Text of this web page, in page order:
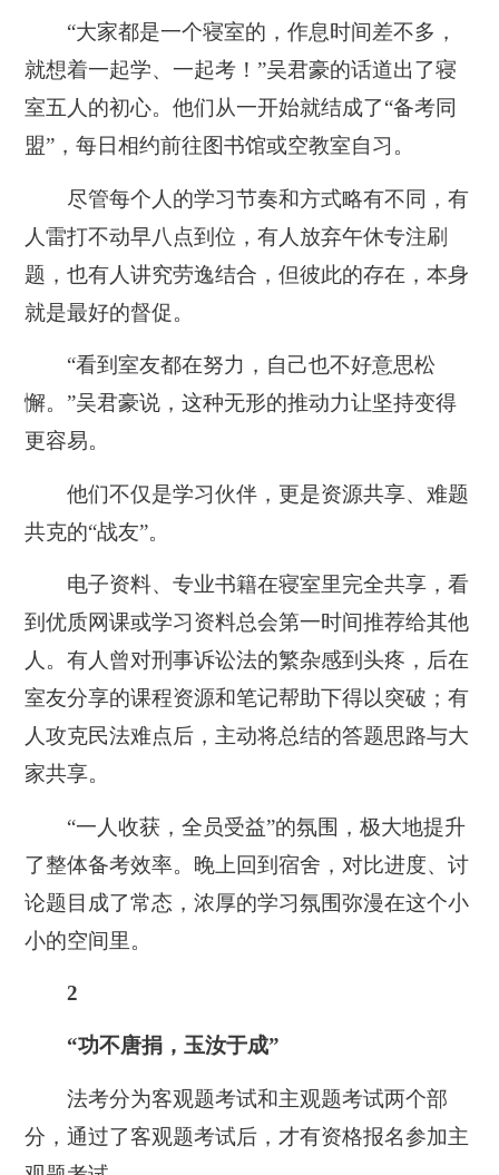
“大家都是一个寝室的，作息时间差不多，
就想着一起学、一起考！”吴君豪的话道出了寝
室五人的初心。他们从一开始就结成了“备考同
盟”，每日相约前往图书馆或空教室自习。
尽管每个人的学习节奏和方式略有不同，有
人雷打不动早八点到位，有人放弃午休专注刷
题，也有人讲究劳逸结合，但彼此的存在，本身
就是最好的督促。
“看到室友都在努力，自己也不好意思松
懈。”吴君豪说，这种无形的推动力让坚持变得
更容易。
他们不仅是学习伙伴，更是资源共享、难题
共克的“战友”。
电子资料、专业书籍在寝室里完全共享，看
到优质网课或学习资料总会第一时间推荐给其他
人。有人曾对刑事诉讼法的繁杂感到头疼，后在
室友分享的课程资源和笔记帮助下得以突破；有
人攻克民法难点后，主动将总结的答题思路与大
家共享。
“一人收获，全员受益”的氛围，极大地提升
了整体备考效率。晚上回到宿舍，对比进度、讨
论题目成了常态，浓厚的学习氛围弥漫在这个小
小的空间里。
2
“功不唐捐，玉汝于成”
法考分为客观题考试和主观题考试两个部
分，通过了客观题考试后，才有资格报名参加主